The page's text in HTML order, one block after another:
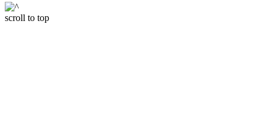
scroll to top